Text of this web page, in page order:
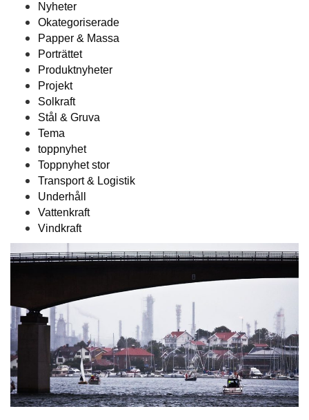
Nyheter
Okategoriserade
Papper & Massa
Porträttet
Produktnyheter
Projekt
Solkraft
Stål & Gruva
Tema
toppnyhet
Toppnyhet stor
Transport & Logistik
Underhåll
Vattenkraft
Vindkraft